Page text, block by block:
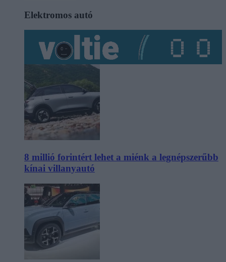
Elektromos autó
8 millió forintért lehet a miénk a legnépszerűbb
kínai villanyautó